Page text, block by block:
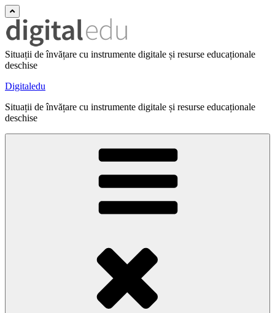
Situații de învățare cu instrumente digitale și resurse educaționale
deschise
Digitaledu
Situații de învățare cu instrumente digitale și resurse educaționale
deschise